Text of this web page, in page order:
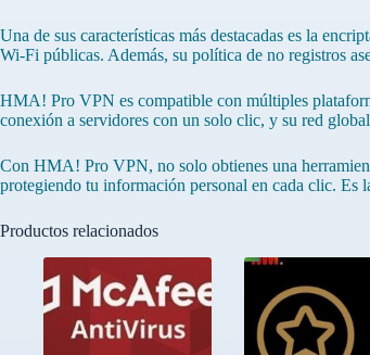
Una de sus características más destacadas es la
Wi-Fi públicas. Además, su política de no registros
HMA! Pro VPN es compatible con múltiples
conexión a servidores con un solo clic, y su red
Con HMA! Pro VPN, no solo obtienes una
protegiendo tu información personal en cada clic.
Productos relacionados